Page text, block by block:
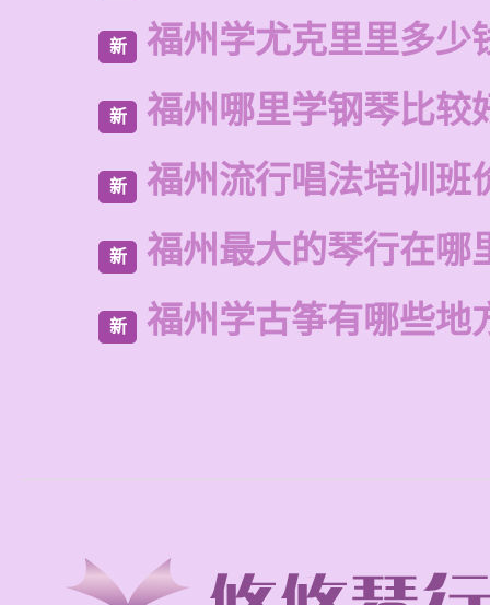
新 福州学尤克里里多少
新 福州哪里学钢琴比较
新 福州流行唱法培训班
新 福州最大的琴行在哪
新 福州学古筝有哪些地